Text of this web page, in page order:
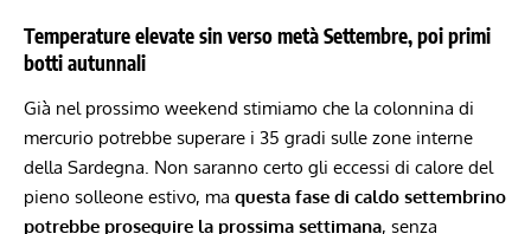
Temperature elevate sin verso metà Settembre, poi primi
botti autunnali
Già nel prossimo weekend stimiamo che la colonnina di
mercurio potrebbe superare i 35 gradi sulle zone interne
della Sardegna. Non saranno certo gli eccessi di calore del
pieno solleone estivo, ma questa fase di caldo settembrino
potrebbe proseguire la prossima settimana, senza